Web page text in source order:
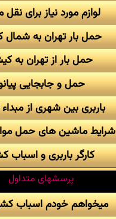
لوازم مورد نیاز برای
حمل بار تهران به شمال
حمل بار از تهران به
حمل و جابجایی
باربری بین شهری از
شرایط ماشین های حمل
کارگر باربری و اسباب
پرسشهای متداول
میخواهم خودم اسباب